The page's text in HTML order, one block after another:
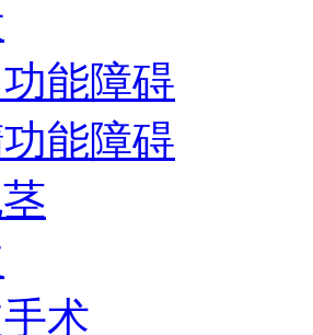
能障碍
能障碍
术